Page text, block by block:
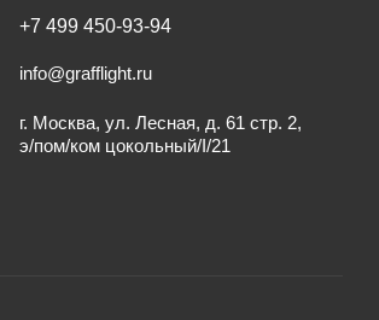
+7 499 450-93-94
info@grafflight.ru
г. Москва, ул. Лесная, д. 61 стр. 2,
э/пом/ком цокольный/I/21